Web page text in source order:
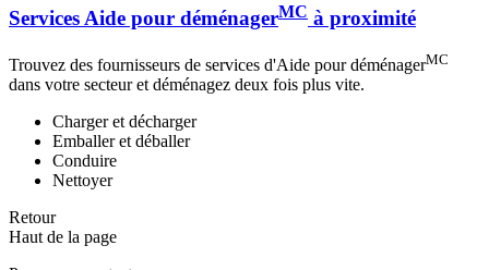
Services Aide pour déménagerMC à proximité
Trouvez des fournisseurs de services d'Aide pour déménagerMC
dans votre secteur et déménagez deux fois plus vite.
Charger et décharger
Emballer et déballer
Conduire
Nettoyer
Retour
Haut de la page